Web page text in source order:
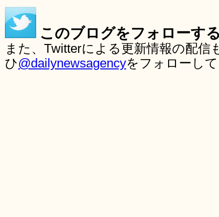
このブログをフォローす
また、Twitterによる更新情報の配
ひ@dailynewsagencyをフォローし